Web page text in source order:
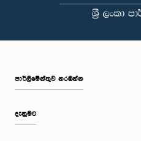
පාර්ලි‌මේන්තුව නරඹන්න
දැනුමට